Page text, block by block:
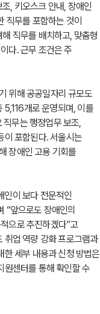
, 키오스크 안내, 장애인
직무를 포함하는 것이
직무를 배치하고, 맞춤형
다. 근무 조건은 주
위해 공공일자리 규모도
5,116개로 운영되며, 이를
무는 행정업무 보조,
이 포함된다. 서울시는
장애인 고용 기회를
인이 보다 전문적인
“앞으로도 장애인의
으로 추진하겠다”고
취업 역량 강화 프로그램과
한 세부 내용과 신청 방법은
원센터를 통해 확인할 수